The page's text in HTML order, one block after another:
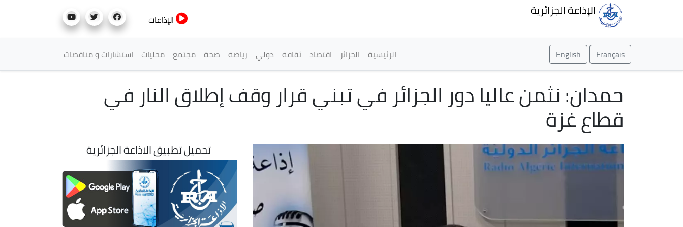
الإذاعة الجزائرية
الإذاعات
Français
English القائمة الرئيسية
الرئيسية الجزائر اقتصاد ثقافة دولي رياضة صحة مجتمع محليات استشارات و مناقصات
حمدان: نثمن عاليا دور الجزائر في تبني قرار وقف إطلاق النار في
قطاع غزة
تحميل تطبيق الاذاعة الجزائرية